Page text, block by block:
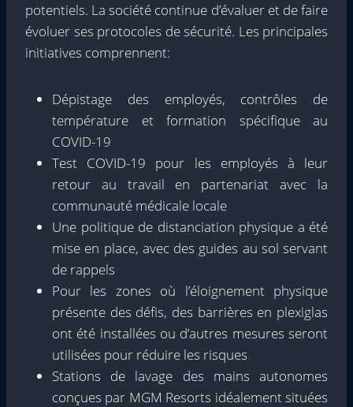
potentiels. La société continue d’évaluer et de faire
évoluer ses protocoles de sécurité. Les principales
initiatives comprennent:
Dépistage des employés, contrôles de
température et formation spécifique au
COVID-19
Test COVID-19 pour les employés à leur
retour au travail en partenariat avec la
communauté médicale locale
Une politique de distanciation physique a été
mise en place, avec des guides au sol servant
de rappels
Pour les zones où l’éloignement physique
présente des défis, des barrières en plexiglas
ont été installées ou d’autres mesures seront
utilisées pour réduire les risques
Stations de lavage des mains autonomes
conçues par MGM Resorts idéalement situées